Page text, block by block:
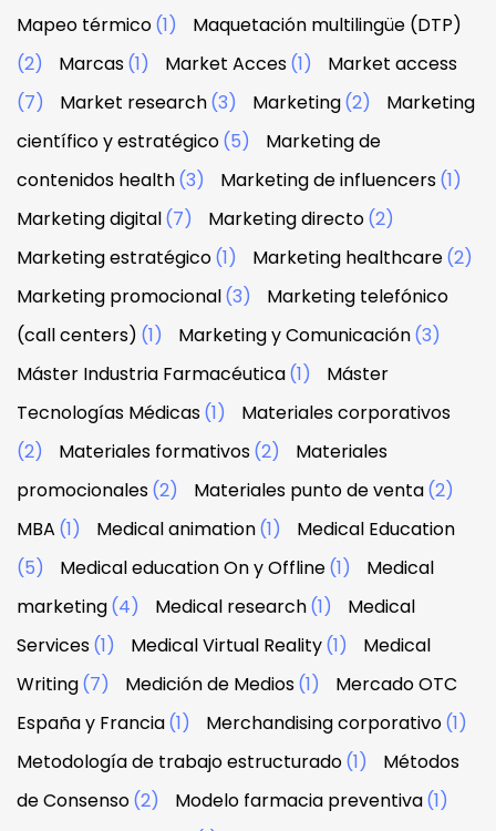
Mapeo térmico(1)
Maquetación multilingüe (DTP)
(2)
Marcas(1) Market Acces(1)
Market access
(7)
Market research(3) Marketing(2)
Marketing
científico y estratégico(5)
Marketing de
contenidos health(3) Marketing de influencers(1)
Marketing digital(7) Marketing directo(2)
Marketing estratégico(1) Marketing healthcare(2)
Marketing promocional(3)
Marketing telefónico
(call centers) (1) Marketing y Comunicación(3)
Máster Industria Farmacéutica(1)
Máster
Tecnologías Médicas(1)
Materiales corporativos
(2)
Materiales formativos(2)
Materiales
promocionales(2) Materiales punto de venta(2)
MBA (1) Medical animation(1)
Medical Education
(5)
Medical education On y Offline(1)
Medical
marketing(4) Medical research(1)
Medical
Services(1) Medical Virtual Reality(1)
Medical
Writing(7) Medición de Medios(1)
Mercado OTC
España y Francia(1) Merchandising corporativo(1)
Metodología de trabajo estructurado(1)
Métodos
de Consenso(2) Modelo farmacia preventiva(1)